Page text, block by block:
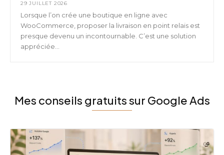
29 JUILLET 2026
Lorsque l’on crée une boutique en ligne avec
WooCommerce, proposer la livraison en point relais est
presque devenu un incontournable. C’est une solution
appréciée...
Mes conseils gratuits sur Google Ads